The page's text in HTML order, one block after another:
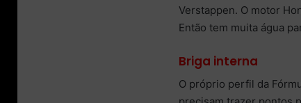
Verstappen. O motor
Então tem muita água
Briga interna
O próprio perfil da